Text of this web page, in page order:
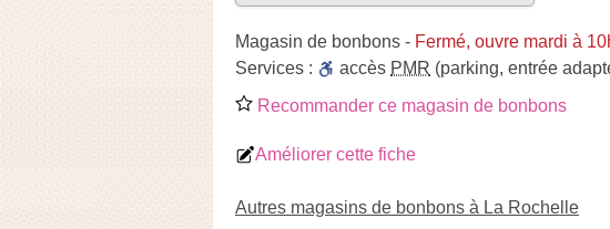
Magasin de bonbons - Fermé, ouvre mardi à
Services :
accès PMR (parking, entrée
Recommander ce magasin de bonbons
Améliorer cette fiche
Autres magasins de bonbons à La Rochelle